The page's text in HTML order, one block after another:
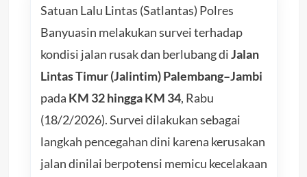
Satuan Lalu Lintas (Satlantas) Polres
Banyuasin melakukan survei terhadap
kondisi jalan rusak dan berlubang diJalan
Lintas Timur (Jalintim) Palembang–Jambi
pada KM 32 hingga KM 34, Rabu
(18/2/2026). Survei dilakukan sebagai
langkah pencegahan dini karena kerusakan
jalan dinilai berpotensi memicu kecelakaan